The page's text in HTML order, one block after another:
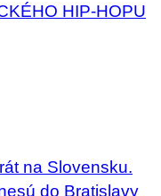
HIP-HOPU
na Slovensku.
do Bratislavy